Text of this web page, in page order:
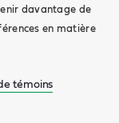
davantage de
en matière
témoins